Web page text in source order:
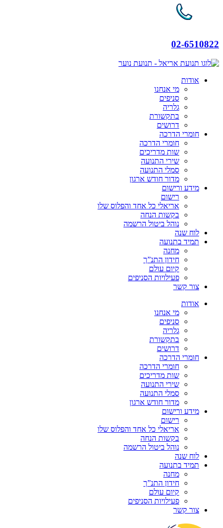
02-6510822
אודות
מי אנחנו
סניפים
גלריה
בתקשורת
דרושים
חומרי הדרכה
חומרי הדרכה
שות מדריכים
שירי התנועה
סמלי התנועה
מדור חודש ארגון
מידע ורישום
רישום
אריאלי כל אחד והפלוס שלו
בקשות הנחה
נוהל ביטול הרשמה
לוח שנה
תמיד בתנועה
מחנה
חידון התנ”ך
קיום עולם
פעילויות הסניפים
צור קשר
אודות
מי אנחנו
סניפים
גלריה
בתקשורת
דרושים
חומרי הדרכה
חומרי הדרכה
שות מדריכים
שירי התנועה
סמלי התנועה
מדור חודש ארגון
מידע ורישום
רישום
אריאלי כל אחד והפלוס שלו
בקשות הנחה
נוהל ביטול הרשמה
לוח שנה
תמיד בתנועה
מחנה
חידון התנ”ך
קיום עולם
פעילויות הסניפים
צור קשר